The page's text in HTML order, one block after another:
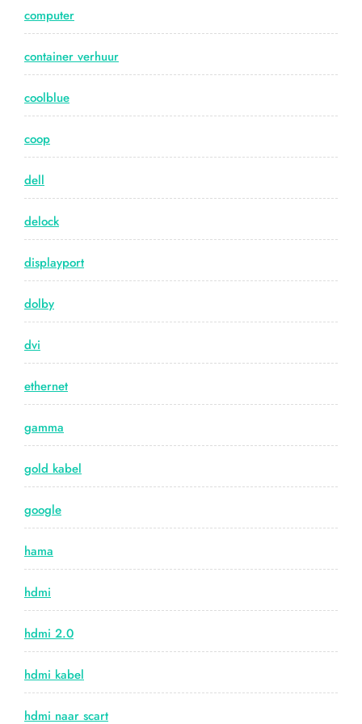
computer
container verhuur
coolblue
coop
dell
delock
displayport
dolby
dvi
ethernet
gamma
gold kabel
google
hama
hdmi
hdmi 2.0
hdmi kabel
hdmi naar scart